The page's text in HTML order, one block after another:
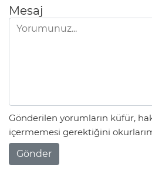
Mesaj
Gönderilen yorumların küfür,
içermemesi gerektiğini
Gönder